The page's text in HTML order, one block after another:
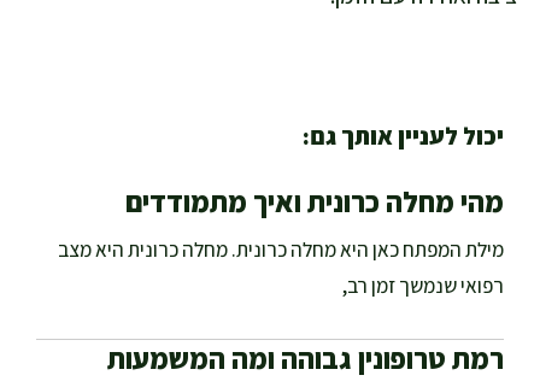
יכול לעניין אותך גם:
מהי מחלה כרונית ואיך מתמודדים
מילת המפתח כאן היא מחלה כרונית. מחלה כרונית היא מצב
רפואי שנמשך זמן רב,
רמת טרופונין גבוהה ומה המשמעות